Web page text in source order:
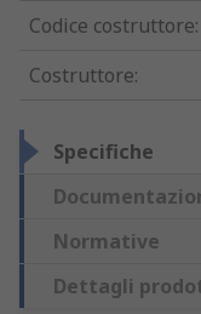
Codice costruttore:
Costruttore:
Specifiche
Normative
Dettagli